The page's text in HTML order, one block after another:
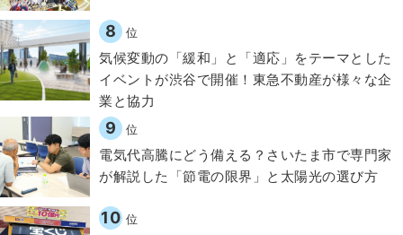
8 位
気候変動の「緩和」と「適応」をテーマとした
イベントが渋谷で開催！東急不動産が様々な企
業と協力
9 位
電気代高騰にどう備える？さいたま市で専門家
が解説した「節電の限界」と太陽光の選び方
10 位